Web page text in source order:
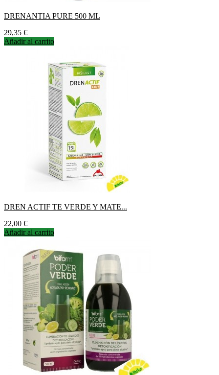
DRENANTIA PURE 500 ML
Precio
29,35 €
Añadir al carrito
DREN ACTIF TE VERDE Y MATE...
Precio
22,00 €
Añadir al carrito